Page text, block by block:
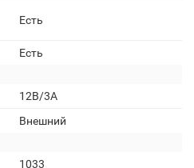
Есть
Есть
12В/3А
Внешний
1033